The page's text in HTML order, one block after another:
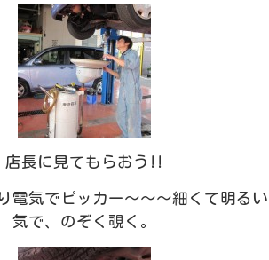
店長に見てもらおう!!
電気でピッカー～～～細くて明る
気で、のぞく覗く。